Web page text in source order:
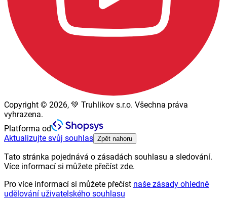
Copyright © 2026, 💚 Truhlikov s.r.o. Všechna práva
vyhrazena.
Platforma od
Aktualizujte svůj souhlas Zpět nahoru
Tato stránka pojednává o zásadách souhlasu a sledování.
Více informací si můžete přečíst zde.
Pro více informací si můžete přečíst naše zásady ohledně
udělování uživatelského souhlasu